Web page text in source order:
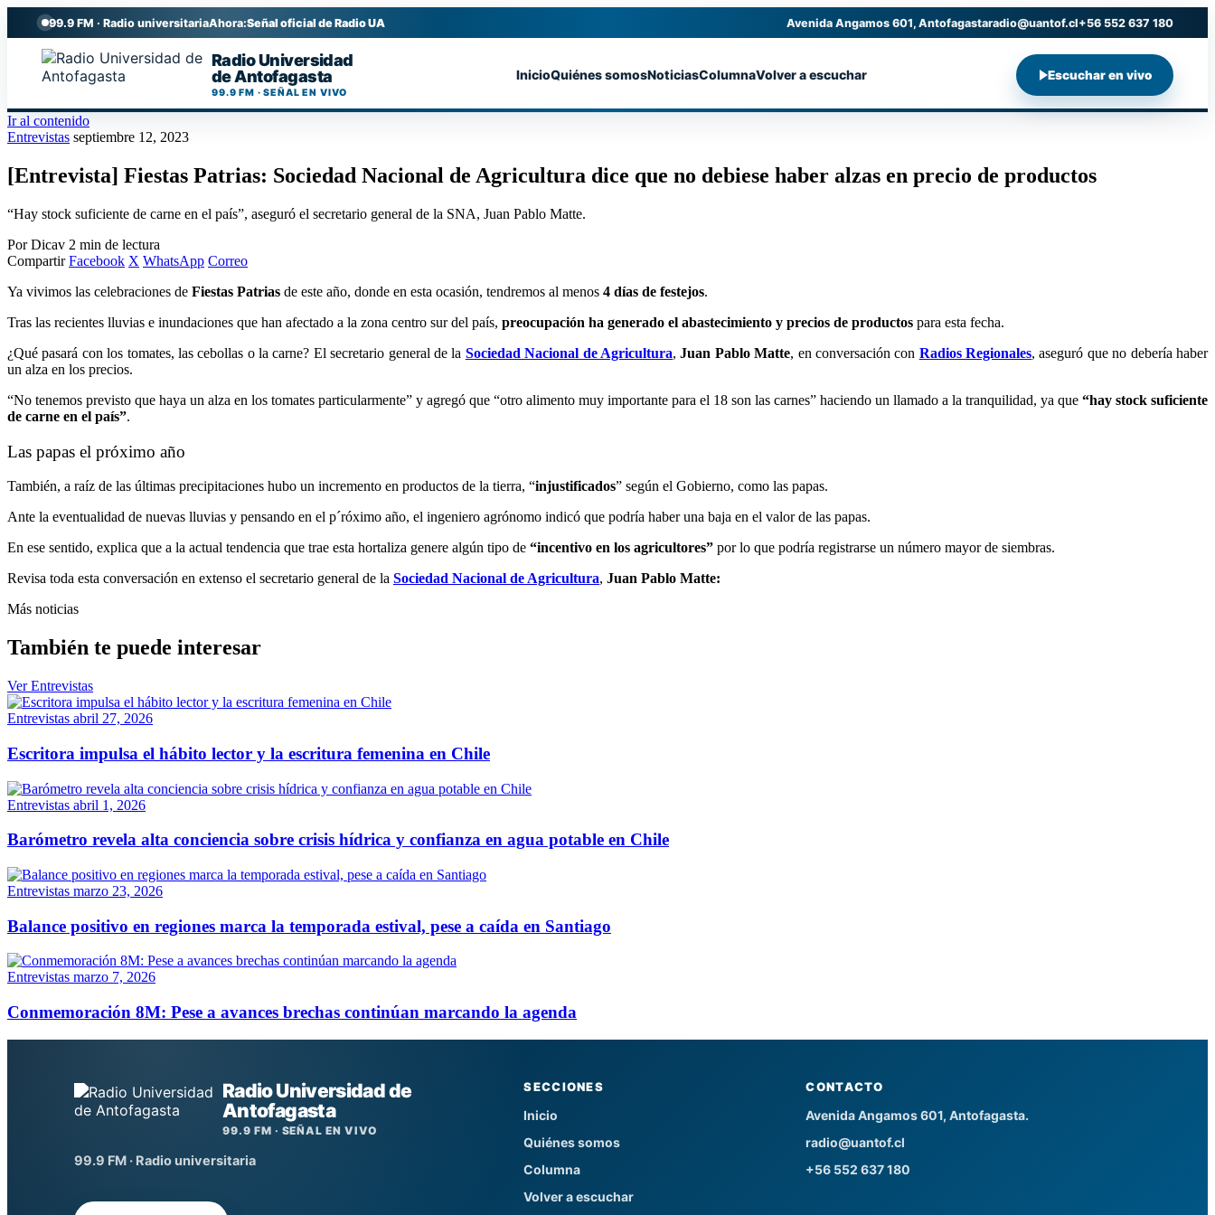
99.9 FM · Radio universitariaAhora:Señal oficial de Radio UA Avenida Angamos 601, Antofagastaradio@uantof.cl+56 552 637 180
Radio Universidad
de Antofagasta
99.9 FM · SEÑAL EN VIVO
InicioQuiénes somosNoticiasColumnaVolver a escuchar Escuchar en vivo
Ir al contenido
Entrevistas septiembre 12, 2023
[Entrevista] Fiestas Patrias: Sociedad Nacional de Agricultura dice que no debiese haber alzas en precio de productos
“Hay stock suficiente de carne en el país”, aseguró el secretario general de la SNA, Juan Pablo Matte.
Por Dicav 2 min de lectura
Compartir Facebook X WhatsApp Correo
Ya vivimos las celebraciones de Fiestas Patrias de este año, donde en esta ocasión, tendremos al menos 4 días de festejos.
Tras las recientes lluvias e inundaciones que han afectado a la zona centro sur del país, preocupación ha generado el abastecimiento y precios de productos para esta fecha.
¿Qué pasará con los tomates, las cebollas o la carne? El secretario general de la Sociedad Nacional de Agricultura,Juan Pablo Matte, en conversación con Radios Regionales, aseguró que no debería haber
un alza en los precios.
“No tenemos previsto que haya un alza en los tomates particularmente” y agregó que “otro alimento muy importante para el 18 son las carnes” haciendo un llamado a la tranquilidad, ya que “hay stock suficiente
de carne en el país”.
Las papas el próximo año
También, a raíz de las últimas precipitaciones hubo un incremento en productos de la tierra, “injustificados” según el Gobierno, como las papas.
Ante la eventualidad de nuevas lluvias y pensando en el p´róximo año, el ingeniero agrónomo indicó que podría haber una baja en el valor de las papas.
En ese sentido, explica que a la actual tendencia que trae esta hortaliza genere algún tipo de “incentivo en los agricultores” por lo que podría registrarse un número mayor de siembras.
Revisa toda esta conversación en extenso el secretario general de la Sociedad Nacional de Agricultura, Juan Pablo Matte:
Más noticias
También te puede interesar
Ver Entrevistas
Entrevistas abril 27, 2026
Escritora impulsa el hábito lector y la escritura femenina en Chile
Entrevistas abril 1, 2026
Barómetro revela alta conciencia sobre crisis hídrica y confianza en agua potable en Chile
Entrevistas marzo 23, 2026
Balance positivo en regiones marca la temporada estival, pese a caída en Santiago
Entrevistas marzo 7, 2026
Conmemoración 8M: Pese a avances brechas continúan marcando la agenda
Radio Universidad de
Antofagasta
99.9 FM · SEÑAL EN VIVO
99.9 FM · Radio universitaria
SECCIONES
Inicio
Quiénes somos
Columna
Volver a escuchar
CONTACTO
Avenida Angamos 601, Antofagasta.
radio@uantof.cl
+56 552 637 180